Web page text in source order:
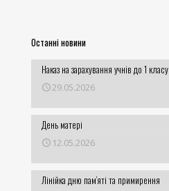
Останні новини
Наказ на зарахування учнів до 1 класу
29.05.2026
День матері
12.05.2026
Лінійка дню пам’яті та примирення